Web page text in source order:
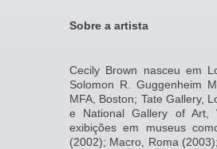
Sobre a artista
Cecily Brown nasceu em
Solomon R. Guggenheim
MFA, Boston; Tate Gallery,
e National Gallery of Art,
exibições em museus
(2002); Macro, Roma